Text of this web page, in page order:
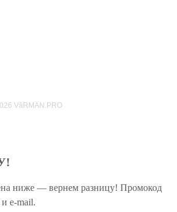
VӑRMAN.PRO
ниже — вернем разницу! Промокод
e-mail.